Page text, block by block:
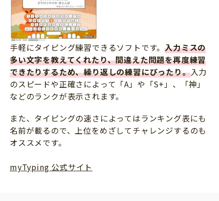
手軽にタイピング練習できるソフトです。入力ミスの
多い文字を教えてくれたり、間違えた問題を再度練習
できたりするため、繰り返しの練習にぴったり。入力
のスピードや正確さによって「A」や「S+」、「神」
などのランクが表示されます。
また、タイピングの速さによってはランキング表にも
名前が載るので、上位をめざしてチャレンジするのも
オススメです。
myTyping 公式サイト